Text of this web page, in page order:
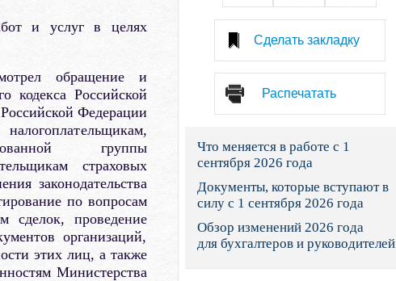
Президент: законы и указы
Социальный фонд России
Суд общей юрисдикции
Федеральная налоговая служба
Фонд социального страхования
Остальные ведомства
и услуг в целях
обращение и
кодекса Российской
Федерации
группы
страховых
законодательства
по вопросам
сделок, проведение
организаций,
этих лиц, а также
Министерства
Сделать закладку
Распечатать
Что меняется в работе с 1
сентября 2026 года
Документы, которые вступают в
силу с 1 сентября 2026 года
Обзор изменений 2026 года
для бухгалтеров и руководителей